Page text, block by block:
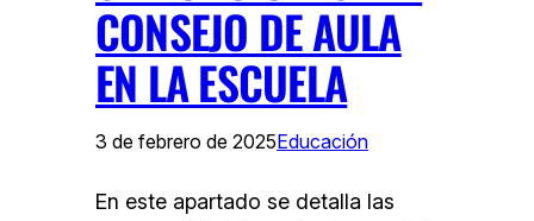
CONSEJO DE AULA
EN LA ESCUELA
3 de febrero de 2025Educación
En este apartado se detalla las